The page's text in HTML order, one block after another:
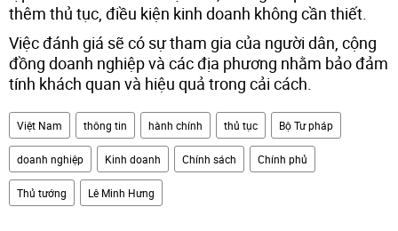
thêm thủ tục, điều kiện kinh doanh không cần thiết.
Việc đánh giá sẽ có sự tham gia của người dân, cộng
đồng doanh nghiệp và các địa phương nhằm bảo đảm
tính khách quan và hiệu quả trong cải cách.
Việt Nam thông tin hành chính thủ tục Bộ Tư pháp
doanh nghiệp Kinh doanh Chính sách Chính phủ
Thủ tướng Lê Minh Hưng